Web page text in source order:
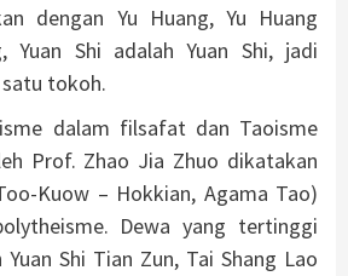
dengan Yu Huang, Yu Huang
Yuan Shi adalah Yuan Shi, jadi
tokoh.
dalam filsafat dan Taoisme
Prof. Zhao Jia Zhuo dikatakan
Kuow – Hokkian, Agama Tao)
Dewa yang tertinggi
Shi Tian Zun, Tai Shang Lao